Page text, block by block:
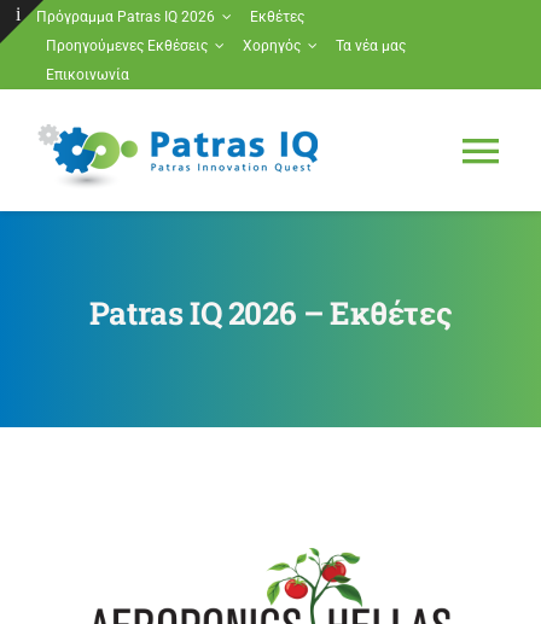
Μετάβαση
Πρόγραμμα Patras IQ 2026
Εκθέτες
Προηγούμενες Εκθέσεις
Χορηγός
Τα νέα μας
Επικοινωνία
Εκθέτες
Επικοινωνία
Patras IQ 2026 – Εκθέτες
Toggle